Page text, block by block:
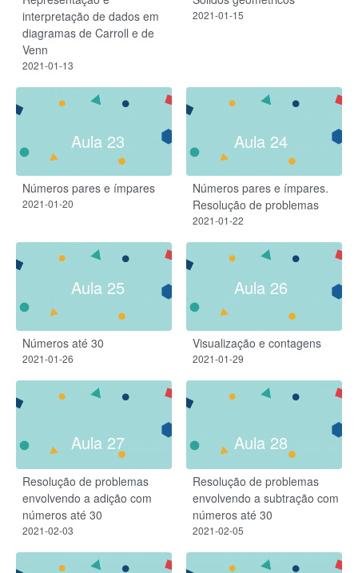
interpretação de dados em
diagramas de Carroll e de
Venn
2021-01-13
2021-01-15
Aula 23
Números pares e ímpares
2021-01-20
Aula 24
Números pares e ímpares.
Resolução de problemas
2021-01-22
Aula 25
Números até 30
2021-01-26
Aula 26
Visualização e contagens
2021-01-29
Aula 27
Resolução de problemas
envolvendo a adição com
números até 30
2021-02-03
Aula 28
Resolução de problemas
envolvendo a subtração com
números até 30
2021-02-05